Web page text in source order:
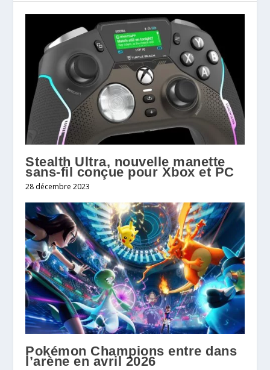
Stealth Ultra, nouvelle manette
sans-fil conçue pour Xbox et PC
28 décembre 2023
Pokémon Champions entre dans
l’arène en avril 2026